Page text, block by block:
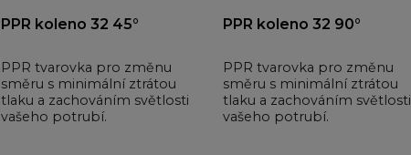
PPR koleno 32 45°
PPR tvarovka pro změnu
směru s minimální ztrátou
tlaku a zachováním světlosti
vašeho potrubí.
PPR koleno 32 90°
PPR tvarovka pro změnu
směru s minimální ztrátou
tlaku a zachováním světlosti
vašeho potrubí.